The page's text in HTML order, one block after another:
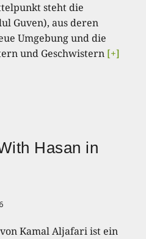
steht die
Guven), aus deren
Umgebung und die
und Geschwistern [+]
Hasan in
von Kamal Aljafari ist ein